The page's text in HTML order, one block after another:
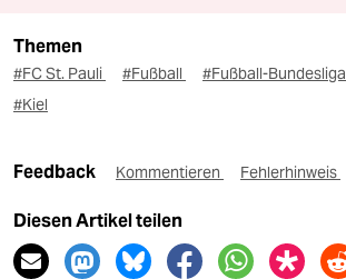
Themen
#FC St. Pauli #Fußball #Fußball-Bundesliga
#Kiel
Feedback Kommentieren Fehlerhinweis
Diesen Artikel teilen